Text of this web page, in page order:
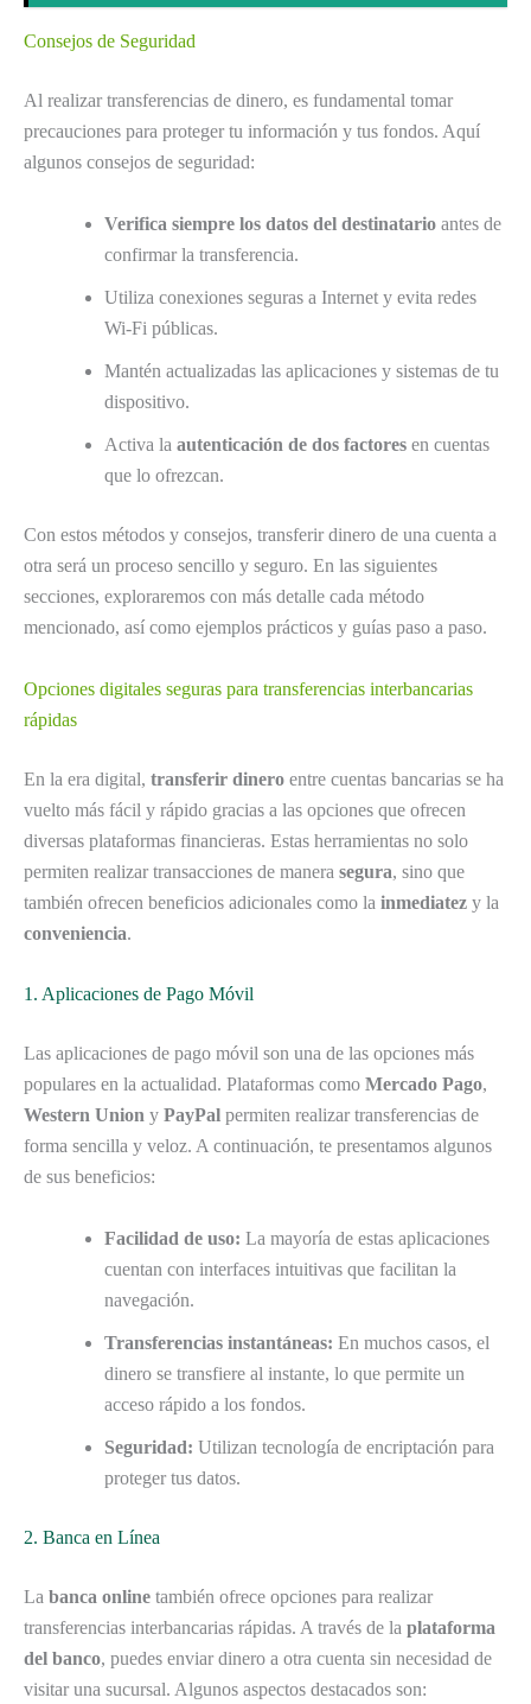
Consejos de Seguridad
Al realizar transferencias de dinero, es fundamental tomar
precauciones para proteger tu información y tus fondos. Aquí
algunos consejos de seguridad:
Verifica siempre los datos del destinatario antes de
confirmar la transferencia.
Utiliza conexiones seguras a Internet y evita redes
Wi-Fi públicas.
Mantén actualizadas las aplicaciones y sistemas de tu
dispositivo.
Activa la autenticación de dos factores en cuentas
que lo ofrezcan.
Con estos métodos y consejos, transferir dinero de una cuenta a
otra será un proceso sencillo y seguro. En las siguientes
secciones, exploraremos con más detalle cada método
mencionado, así como ejemplos prácticos y guías paso a paso.
Opciones digitales seguras para transferencias interbancarias
rápidas
En la era digital, transferir dinero entre cuentas bancarias se ha
vuelto más fácil y rápido gracias a las opciones que ofrecen
diversas plataformas financieras. Estas herramientas no solo
permiten realizar transacciones de manera segura, sino que
también ofrecen beneficios adicionales como la inmediatez y la
conveniencia.
1. Aplicaciones de Pago Móvil
Las aplicaciones de pago móvil son una de las opciones más
populares en la actualidad. Plataformas como Mercado Pago,
Western Union y PayPal permiten realizar transferencias de
forma sencilla y veloz. A continuación, te presentamos algunos
de sus beneficios:
Facilidad de uso: La mayoría de estas aplicaciones
cuentan con interfaces intuitivas que facilitan la
navegación.
Transferencias instantáneas: En muchos casos, el
dinero se transfiere al instante, lo que permite un
acceso rápido a los fondos.
Seguridad: Utilizan tecnología de encriptación para
proteger tus datos.
2. Banca en Línea
La banca online también ofrece opciones para realizar
transferencias interbancarias rápidas. A través de la plataforma
del banco, puedes enviar dinero a otra cuenta sin necesidad de
visitar una sucursal. Algunos aspectos destacados son: